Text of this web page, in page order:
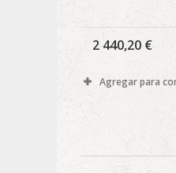
2 440,20 €
Agregar para